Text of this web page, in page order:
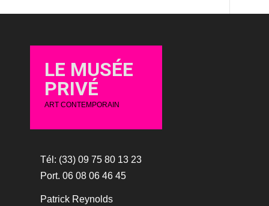
LE MUSÉE
PRIVÉ
ART CONTEMPORAIN
Tél: (33) 09 75 80 13 23
Port. 06 08 06 46 45
Patrick Reynolds